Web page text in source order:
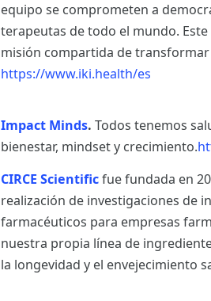
equipo se comprometen a
terapeutas de todo el mundo.
misión compartida de
https://www.iki.health/es
Impact Minds. Todos tenemos
bienestar, mindset y crecimiento.
CIRCE Scientificfue fundada en
realización de investigaciones de
farmacéuticos para empresas
nuestra propia línea de
la longevidad y el envejecimiento